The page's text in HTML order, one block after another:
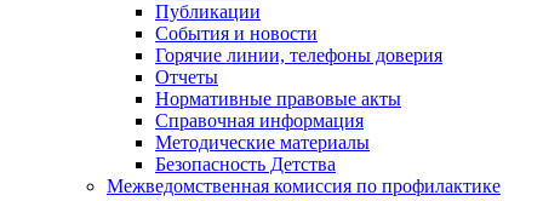
Публикации
События и новости
Горячие линии, телефоны доверия
Отчеты
Нормативные правовые акты
Справочная информация
Методические материалы
Безопасность Детства
Межведомственная комиссия по профилактике